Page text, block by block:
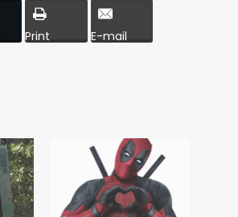
Print E-mail